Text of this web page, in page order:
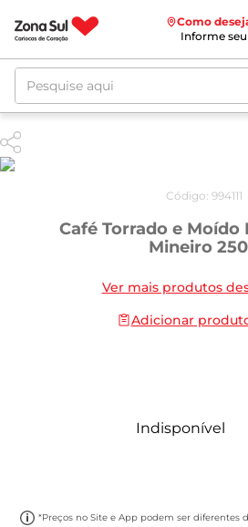
Como
Informe seu
Pesquise aqui
Código: 994111
Café Torrado e Moído
Mineiro
Ver mais produtos
Adicionar
Indisponível
*Preços no Site e App podem ser diferentes